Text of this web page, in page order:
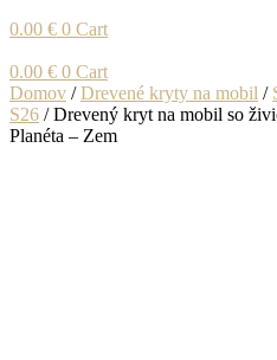
0.00 € 0 Cart
0.00 € 0 Cart
Domov /Drevené kryty na mobil /
S26 / Drevený kryt na mobil so
Planéta – Zem